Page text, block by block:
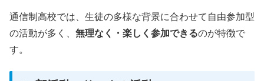
通信制高校では、生徒の多様な背景に合わせて自由参加型
の活動が多く、 無理なく・楽しく参加できるのが特徴で
す。